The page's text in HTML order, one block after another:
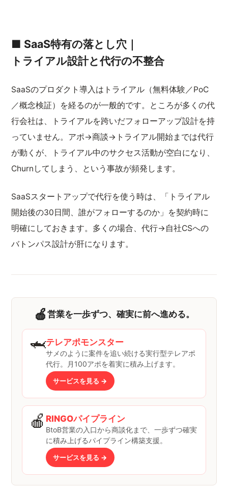
■ SaaS特有の落とし穴｜
トライアル設計と代行の不整合
SaaSのプロダクト導入はトライアル（無料体験／PoC
／概念検証）を経るのが一般的です。ところが多くの代
行会社は、トライアルを跨いだフォローアップ設計を持
っていません。アポ→商談→トライアル開始までは代行
が動くが、トライアル中のサクセス活動が空白になり、
Churnしてしまう、という事故が頻発します。
SaaSスタートアップで代行を使う時は、「トライアル
開始後の30日間、誰がフォローするのか」を契約時に
明確にしておきます。多くの場合、代行→自社CSへの
バトンパス設計が肝になります。
🍎 営業を一歩ずつ、確実に前へ進める。
🦈テレアポモンスター
サメのように案件を追い続ける実行型テレアポ
代行。月100アポを着実に積み上げます。
サービスを見る →
🍎 RINGOパイプライン
BtoB営業の入口から商談化まで、一歩ずつ確実
に積み上げるパイプライン構築支援。
サービスを見る →